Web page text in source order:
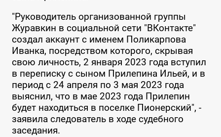
"Руководитель организованной группы
Журавкин в социальной сети "ВКонтакте"
создал аккаунт с именем Поликарпова
Иванка, посредством которого, скрывая
свою личность, 2 января 2023 года вступил
в переписку с сыном Прилепина Ильей, и в
период с 24 апреля по 3 мая 2023 года
выяснил, что в мае 2023 года Прилепин
будет находиться в поселке Пионерский", -
заявила следователь в ходе судебного
заседания.